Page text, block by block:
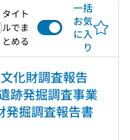
タイト
ルでま
とめる
一括
お気
に入
り
化財調査報告
跡発掘調査事業
発掘調査報告書